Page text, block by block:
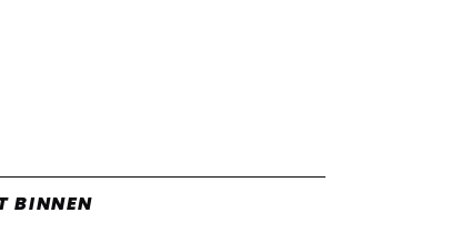
BINNEN